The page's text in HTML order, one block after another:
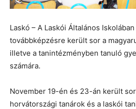
Laskó – A Laskói Általános
továbbképzésre került sor a
illetve a tanintézményben tanuló
számára.
November 19-én és 23-án került
horvátországi tanárok és a laskói